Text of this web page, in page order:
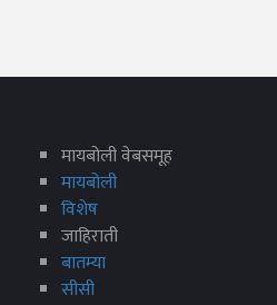
मायबोली वेबसमूह
मायबोली
विशेष
जाहिराती
बातम्या
सीसी